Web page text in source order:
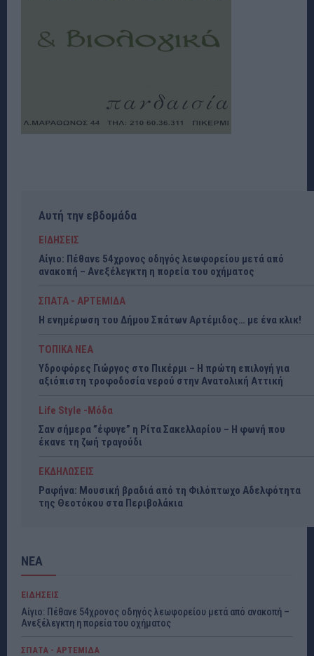
Αυτή την εβδομάδα
ΕΙΔΗΣΕΙΣ
Αίγιο: Πέθανε 54χρονος οδηγός λεωφορείου μετά από
ανακοπή – Ανεξέλεγκτη η πορεία του οχήματος
ΣΠΑΤΑ - ΑΡΤΕΜΙΔΑ
Η ενημέρωση του Δήμου Σπάτων Αρτέμιδος… με ένα κλικ!
ΤΟΠΙΚΑ ΝΕΑ
Υδροφόρες Γιώργος στο Πικέρμι – Η πρώτη επιλογή για
αξιόπιστη τροφοδοσία νερού στην Ανατολική Αττική
Life Style -Μόδα
Σαν σήμερα ”έφυγε” η Ρίτα Σακελλαρίου – Η φωνή που
έκανε τη ζωή τραγούδι
ΕΚΔΗΛΩΣΕΙΣ
Ραφήνα: Μουσική βραδιά από τη Φιλόπτωχο Αδελφότητα
της Θεοτόκου στα Περιβολάκια
ΝΕΑ
ΕΙΔΗΣΕΙΣ
Αίγιο: Πέθανε 54χρονος οδηγός λεωφορείου μετά από ανακοπή –
Ανεξέλεγκτη η πορεία του οχήματος
ΣΠΑΤΑ - ΑΡΤΕΜΙΔΑ